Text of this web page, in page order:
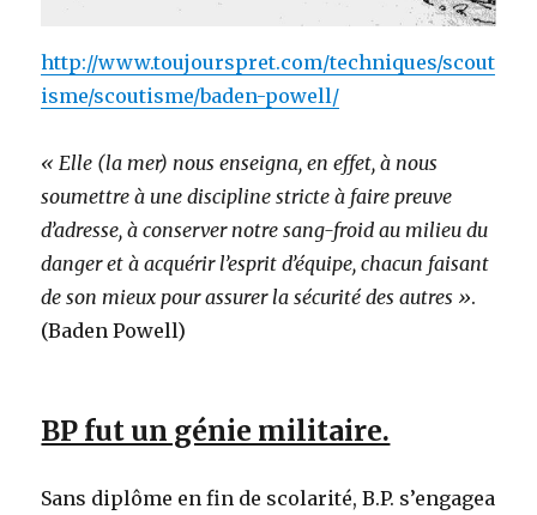
http://www.toujourspret.com/techniques/scout
isme/scoutisme/baden-powell/
« Elle (la mer) nous enseigna, en effet, à nous
soumettre à une discipline stricte à faire preuve
d’adresse, à conserver notre sang-froid au milieu du
danger et à acquérir l’esprit d’équipe, chacun faisant
de son mieux pour assurer la sécurité des autres ».
(Baden Powell)
BP fut un génie militaire.
Sans diplôme en fin de scolarité, B.P. s’engagea